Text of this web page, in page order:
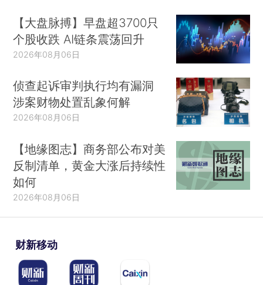
【大盘脉搏】早盘超3700只
个股收跌 AI链条震荡回升
2026年08月06日
侦查起诉审判执行均有漏洞
涉案财物处置乱象何解
2026年08月06日
【地缘图志】商务部公布对美
反制清单，黄金大涨后持续性
如何
2026年08月06日
财新移动